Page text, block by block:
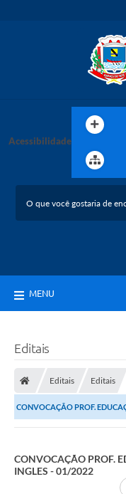
Acessibilidade
MENU
Editais
Editais Editais
CONVOCAÇÃO PROF.
CONVOCAÇÃO PROF.
INGLES - 01/2022